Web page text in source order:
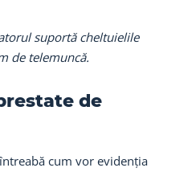
suportă cheltuielile
de telemuncă.
de
cum vor evidenția